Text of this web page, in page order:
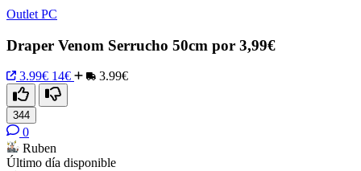
Outlet PC
Draper Venom Serrucho 50cm por 3,99€
3.99€ 14€ 3.99€
344
0
Ruben
Último día disponible